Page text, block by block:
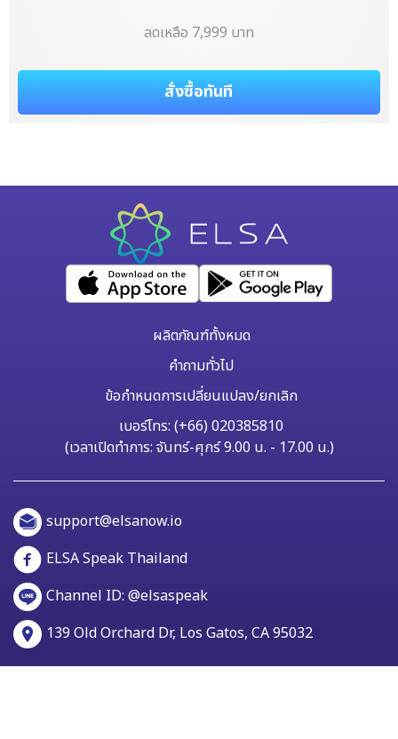
ลดเหลือ 7,999 บาท
สั่งซื้อทันที
ผลิตภัณฑ์ทั้งหมด
คำถามทั่วไป
ข้อกำหนดการเปลี่ยนแปลง/ยกเลิก
เบอร์โทร: (+66) 020385810
(เวลาเปิดทำการ: จันทร์-ศุกร์ 9.00 น. - 17.00 น.)
support@elsanow.io
ELSA Speak Thailand
Channel ID: @elsaspeak
139 Old Orchard Dr, Los Gatos, CA 95032